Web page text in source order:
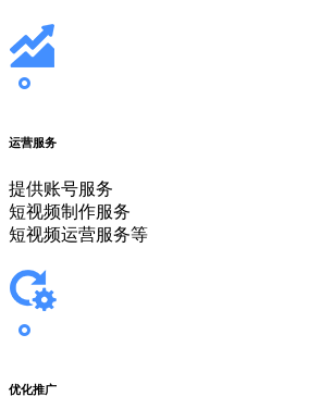
运营服务
提供账号服务
短视频制作服务
短视频运营服务等
优化推广